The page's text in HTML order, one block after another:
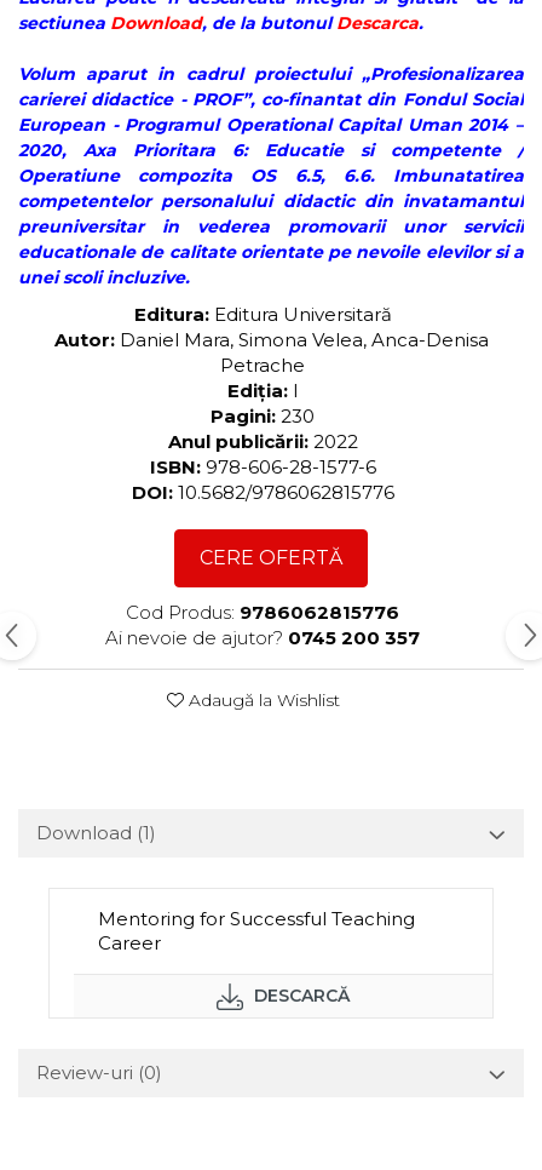
sectiunea Download, de la butonulDescarca.
Volum aparut in cadrul proiectului „Profesionalizarea
carierei didactice - PROF”, co-finantat din Fondul Social
European - Programul Operational Capital Uman 2014 –
2020, Axa Prioritara 6: Educatie si competente /
Operatiune compozita OS 6.5, 6.6. Imbunatatirea
competentelor personalului didactic din invatamantul
preuniversitar in vederea promovarii unor servicii
educationale de calitate orientate pe nevoile elevilor si a
unei scoli incluzive.
Editura: Editura Universitară
Autor: Daniel Mara, Simona Velea, Anca-Denisa
Petrache
Ediția: I
Pagini: 230
Anul publicării: 2022
ISBN: 978-606-28-1577-6
DOI: 10.5682/9786062815776
CERE OFERTĂ
Cod Produs: 9786062815776
Ai nevoie de ajutor? 0745 200 357
Adaugă la Wishlist
Download (1)
Mentoring for Successful Teaching
Career
DESCARCĂ
Review-uri (0)